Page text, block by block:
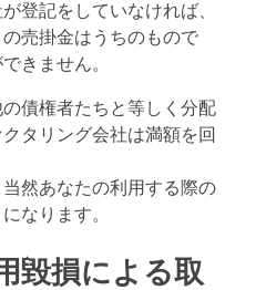
登記をしていなければ、
売掛金はうちのもので
きません。
債権者たちと等しく分配
タリング会社は満額を回
然あなたの利用する際の
なります。
毀損による取